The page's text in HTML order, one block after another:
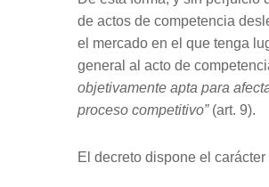
de actos de competencia
el mercado en el que tenga
general al acto de
objetivamente apta para
proceso competitivo”(art. 9).
El decreto dispone el